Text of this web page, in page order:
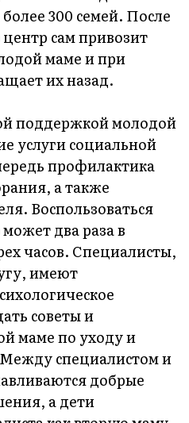
300 семей. После
сам привозит
маме и при
их назад.
поддержкой молодой
услуги социальной
профилактика
а также
Воспользоваться
два раза в
часов. Специалисты,
имеют
советы и
маме по уходу и
специалистом и
добрые
а дети